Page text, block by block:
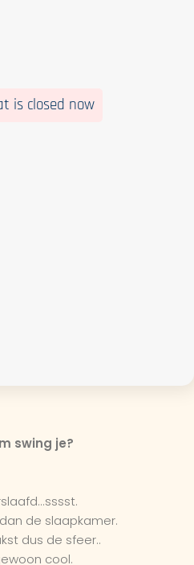
is closed now
swing je?
de slaapkamer.
dus de sfeer..
cool.